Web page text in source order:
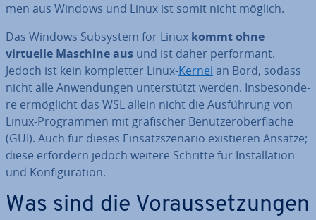
men aus Windows und Linux ist somit nicht möglich.
Das Windows Subsystem for Linux kommt ohne
virtuelle Maschine aus und ist daher per­for­mant.
Jedoch ist kein kom­plet­ter Linux-Kernel an Bord, sodass
nicht alle An­wen­dun­gen un­ter­stützt werden. Ins­be­son­de­
re er­mög­licht das WSL allein nicht die Aus­füh­rung von
Linux-Pro­gram­men mit gra­fi­scher Be­nut­zer­ober­flä­che
(GUI). Auch für dieses Ein­satz­sze­na­rio exis­tie­ren Ansätze;
diese erfordern jedoch weitere Schritte für In­stal­la­ti­on
und Kon­fi­gu­ra­ti­on.
Was sind die Vor­aus­set­zun­gen